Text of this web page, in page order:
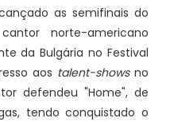
as semifinais do
norte-americano
da Bulgária no Festival
aos talent-showsno
defendeu "Home", de
tendo conquistado o